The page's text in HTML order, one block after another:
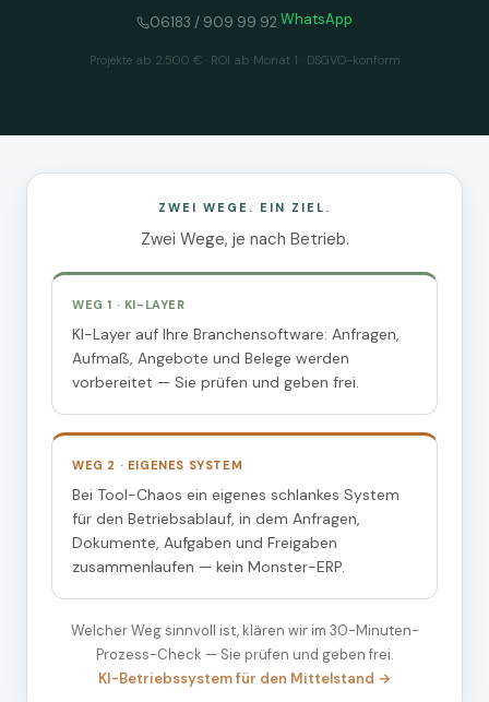
06183 / 909 99 92·WhatsApp
Projekte ab 2.500 € · ROI ab Monat 1 · DSGVO-konform
ZWEI WEGE. EIN ZIEL.
Zwei Wege, je nach Betrieb.
WEG 1 · KI-LAYER
KI-Layer auf Ihre Branchensoftware: Anfragen,
Aufmaß, Angebote und Belege werden
vorbereitet — Sie prüfen und geben frei.
WEG 2 · EIGENES SYSTEM
Bei Tool-Chaos ein eigenes schlankes System
für den Betriebsablauf, in dem Anfragen,
Dokumente, Aufgaben und Freigaben
zusammenlaufen — kein Monster-ERP.
Welcher Weg sinnvoll ist, klären wir im 30-Minuten-
Prozess-Check — Sie prüfen und geben frei.
KI-Betriebssystem für den Mittelstand →